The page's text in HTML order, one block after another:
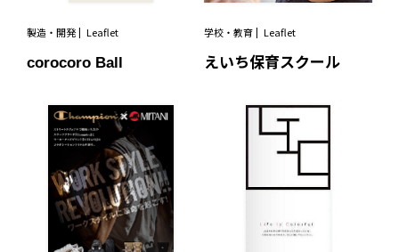
製造・開発 Leaflet
corocoro Ball
学校・教育 Leaflet
えいち保育スクール